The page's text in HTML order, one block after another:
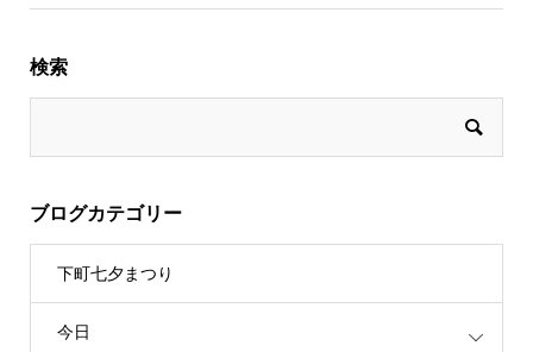
検索
ブログカテゴリー
下町七夕まつり
今日